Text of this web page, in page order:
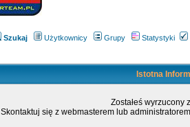
Szukaj Użytkownicy Grupy Statystyki
Istotna
Zostałeś wyrzucony
Skontaktuj się z webmasterem lub